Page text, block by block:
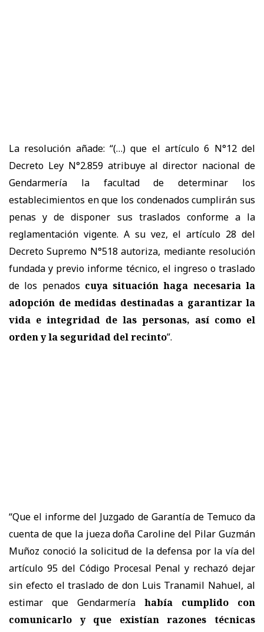
La resolución añade: “(…) que el artículo 6 N°12 del
Decreto Ley N°2.859 atribuye al director nacional de
Gendarmería la facultad de determinar los
establecimientos en que los condenados cumplirán sus
penas y de disponer sus traslados conforme a la
reglamentación vigente. A su vez, el artículo 28 del
Decreto Supremo N°518 autoriza, mediante resolución
fundada y previo informe técnico, el ingreso o traslado
de los penados cuya situación haga necesaria la
adopción de medidas destinadas a garantizar la
vida e integridad de las personas, así como el
orden y la seguridad del recinto”.
“Que el informe del Juzgado de Garantía de Temuco da
cuenta de que la jueza doña Caroline del Pilar Guzmán
Muñoz conoció la solicitud de la defensa por la vía del
artículo 95 del Código Procesal Penal y rechazó dejar
sin efecto el traslado de don Luis Tranamil Nahuel, al
estimar que Gendarmería había cumplido con
comunicarlo y que existían razones técnicas